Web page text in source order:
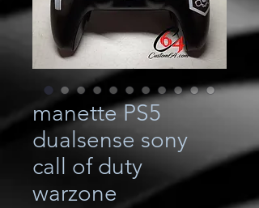
manette PS5
dualsense sony
call of duty
warzone